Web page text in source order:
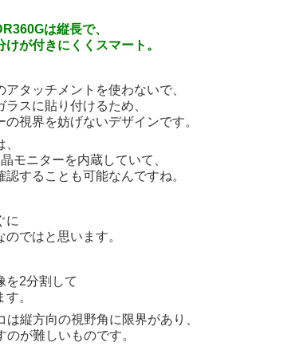
は縦長で、
が付きにくくスマート。
タッチメントを使わないで、
スに貼り付けるため、
視界を妨げないデザインです。
モニターを内蔵していて、
することも可能なんですね。
に
ではと思います。
を2分割して
。
は縦方向の視野角に限界があり、
のが難しいものです。